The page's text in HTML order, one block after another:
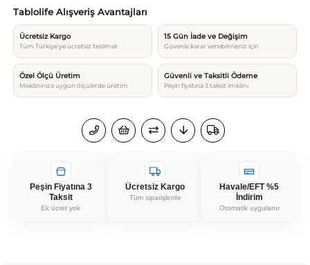
Tablolife Alışveriş Avantajları
Ücretsiz Kargo
Tüm Türkiye’ye ücretsiz teslimat
15 Gün İade ve Değişim
Güvenle karar verebilmeniz için
Özel Ölçü Üretim
Mekânınıza uygun ölçülerde üretim
Güvenli ve Taksitli Ödeme
Peşin fiyatına 3 taksit imkânı
Peşin Fiyatına 3
Taksit
Ek ücret yok
Ücretsiz Kargo
Tüm siparişlerde
Havale/EFT %5
İndirim
Otomatik uygulanır